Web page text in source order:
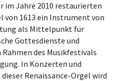
im Jahre 2010 restaurierten
von 1613 ein Instrument von
als Mittelpunkt für
Gottesdienste und
des Musikfestivals
In Konzerten und
Renaissance-Orgel wird